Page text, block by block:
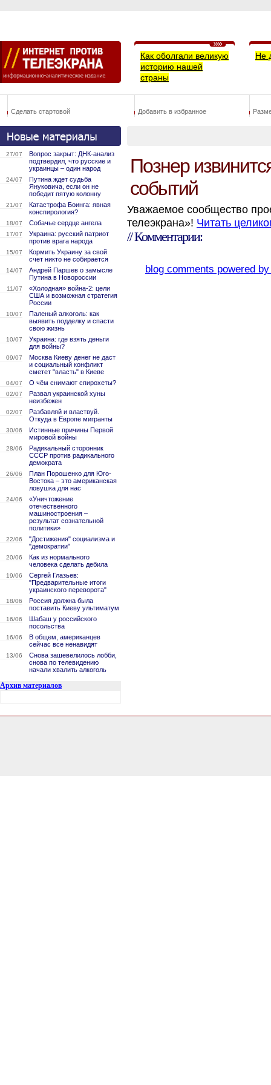
Как оболгали великую
историю нашей
страны
Не
Сделать стартовой Добавить в избранное
27/07
Вопрос закрыт: ДНК-анализ
подтвердил, что русские и
украинцы – один народ
24/07
Путина ждет судьба
Януковича, если он не
победит пятую колонну
21/07
Катастрофа Боинга: явная
конспирология?
18/07 Собачье сердце ангела
17/07
Украина: русский патриот
против врага народа
15/07
Кормить Украину за свой
счет никто не собирается
14/07
Андрей Паршев о замысле
Путина в Новороссии
11/07
«Холодная» война-2: цели
США и возможная стратегия
России
10/07
Паленый алкоголь: как
выявить подделку и спасти
свою жизнь
10/07
Украина: где взять деньги
для войны?
09/07
Москва Киеву денег не даст
и социальный конфликт
сметет "власть" в Киеве
04/07 О чём снимают спирохеты?
02/07
Развал украинской хуны
неизбежен
02/07
Разбавляй и властвуй.
Откуда в Европе мигранты
30/06
Истинные причины Первой
мировой войны
28/06
Радикальный сторонник
СССР против радикального
демократа
26/06
План Порошенко для Юго-
Востока – это американская
ловушка для нас
24/06
«Уничтожение
отечественного
машиностроения –
результат сознательной
политики»
22/06
"Достижения" социализма и
"демократии"
20/06
Как из нормального
человека сделать дебила
19/06
Сергей Глазьев:
"Предварительные итоги
украинского переворота"
18/06
Россия должна была
поставить Киеву ультиматум
16/06
Шабаш у российского
посольства
16/06
В общем, американцев
сейчас все ненавидят
13/06
Снова зашевелилось лобби,
снова по телевидению
начали хвалить алкоголь
Архив материалов
Познер
событий
Уважаемое сообщество
телеэкрана»! Читать
// Комментарии:
blog comments powered